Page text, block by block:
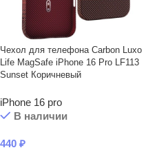
Чехол для телефона Carbon Luxo
Life MagSafe iPhone 16 Pro LF113
Sunset Коричневый
iPhone 16 pro
В наличии
440 ₽